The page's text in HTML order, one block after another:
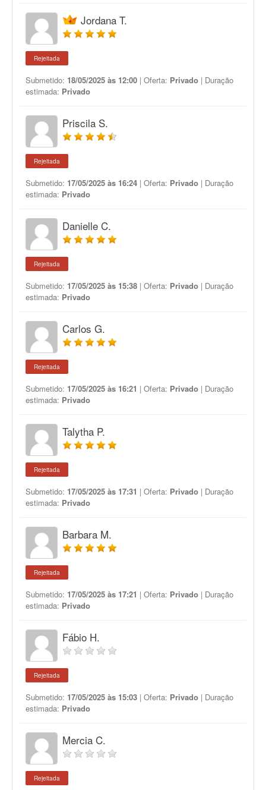
Jordana T.
Rejeitada
Submetido: 18/05/2025 às 12:00 | Oferta: Privado | Duração
estimada: Privado
Priscila S.
Rejeitada
Submetido: 17/05/2025 às 16:24 | Oferta: Privado | Duração
estimada: Privado
Danielle C.
Rejeitada
Submetido: 17/05/2025 às 15:38 | Oferta: Privado | Duração
estimada: Privado
Carlos G.
Rejeitada
Submetido: 17/05/2025 às 16:21 | Oferta: Privado | Duração
estimada: Privado
Talytha P.
Rejeitada
Submetido: 17/05/2025 às 17:31 | Oferta: Privado | Duração
estimada: Privado
Barbara M.
Rejeitada
Submetido: 17/05/2025 às 17:21 | Oferta: Privado | Duração
estimada: Privado
Fábio H.
Rejeitada
Submetido: 17/05/2025 às 15:03 | Oferta: Privado | Duração
estimada: Privado
Mercia C.
Rejeitada